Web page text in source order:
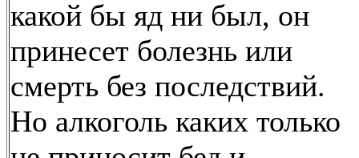
какой бы яд ни был, он
принесет болезнь или
смерть без последствий.
Но алкоголь каких только